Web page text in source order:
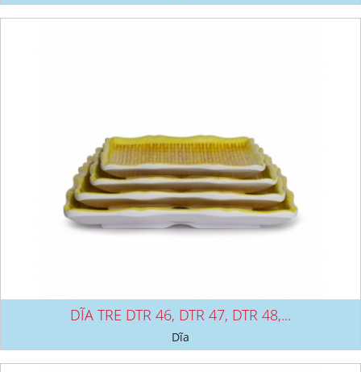
DĨA TRE DTR 46, DTR 47, DTR 48,...
Dĩa